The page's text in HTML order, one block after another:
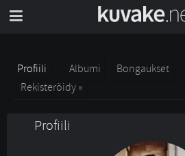
Profiili Albumi Bongaukset
Rekisteröidy »
Profiili